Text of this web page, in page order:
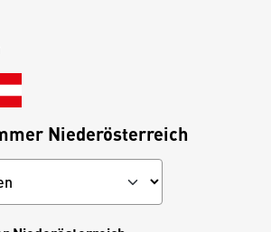
Niederösterreich